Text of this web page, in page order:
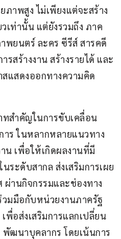
ภาพสูง ไม่เพียงแต่จะสร้าง
เท่านั้น แต่ยังรวมถึง ภาค
พยนตร์ ละคร ซีรีส์ สารคดี
สร้างงาน สร้างรายได้ และ
แสดงออกทางความคิด
สำคัญในการขับเคลื่อน
าร ในหลากหลายแนวทาง
น เพื่อให้เกิดผลงานที่มี
ะดับสากล ส่งเสริมการเผย
ผ่านกิจกรรมและช่องทาง
วมมือกับหน่วยงานภาครัฐ
พื่อส่งเสริมการแลกเปลี่ยน
พัฒนาบุคลากร โดยเน้นการ